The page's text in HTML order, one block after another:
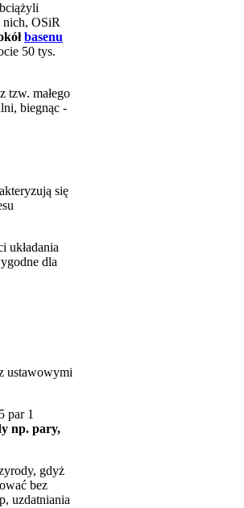
nich, OSiR
basenu
50 tys.
tzw. małego
biegnąc -
się
układania
dla
ustawowymi
par 1
np. pary,
gdyż
bez
uzdatniania